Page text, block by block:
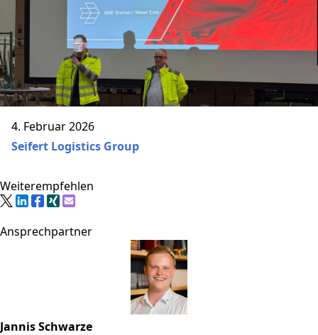
4. Februar 2026
Seifert Logistics Group
Weiterempfehlen
Ansprechpartner
Jannis Schwarze